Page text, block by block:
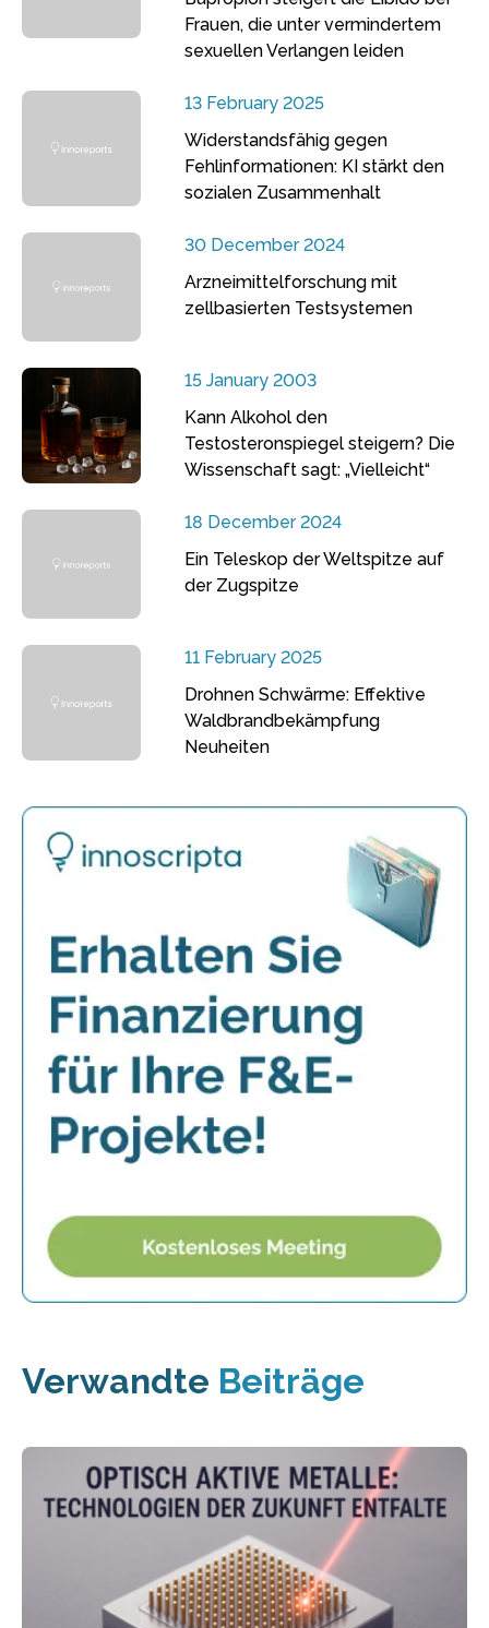
Frauen, die unter vermindertem
sexuellen Verlangen leiden
13 February 2025
Widerstandsfähig gegen
Fehlinformationen: KI stärkt den
sozialen Zusammenhalt
30 December 2024
Arzneimittelforschung mit
zellbasierten Testsystemen
15 January 2003
Kann Alkohol den
Testosteronspiegel steigern? Die
Wissenschaft sagt: „Vielleicht“
18 December 2024
Ein Teleskop der Weltspitze auf
der Zugspitze
11 February 2025
Drohnen Schwärme: Effektive
Waldbrandbekämpfung
Neuheiten
Verwandte Beiträge